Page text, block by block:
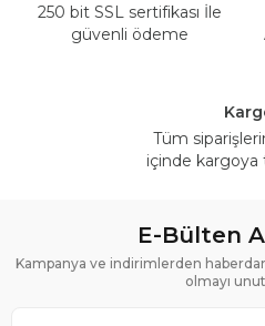
250 bit SSL sertifikası İle
güvenli ödeme
Tüm
içinde kargoya
E-Bülten
Kampanya ve indirimlerden
olmayı